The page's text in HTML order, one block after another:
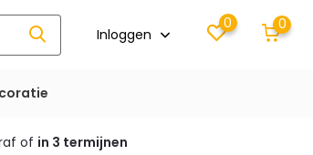
Inloggen
0 0
of in 3 termijnen